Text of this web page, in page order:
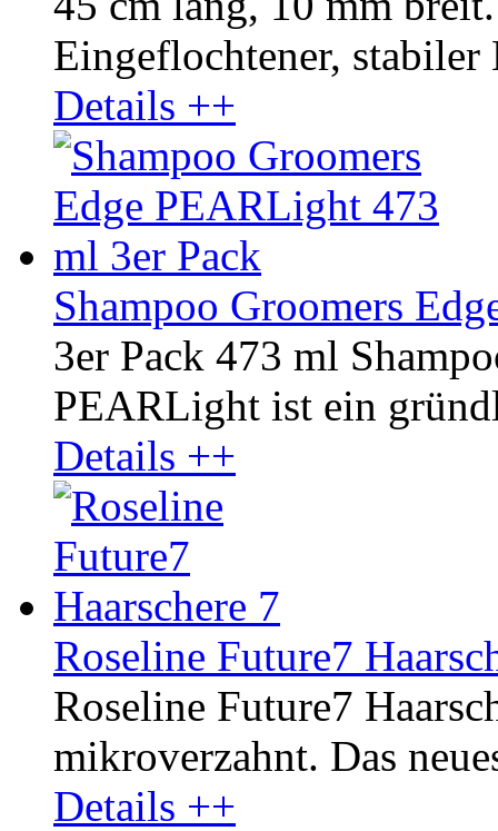
Eingeflochtener, stabiler
Details ++
Shampoo Groomers
3er Pack 473 ml
PEARLight ist ein
Details ++
Roseline Future7
Roseline Future7
mikroverzahnt. Das
Details ++